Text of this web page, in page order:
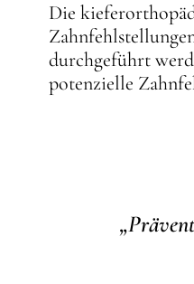
Die
durchgeführt
potenzielle